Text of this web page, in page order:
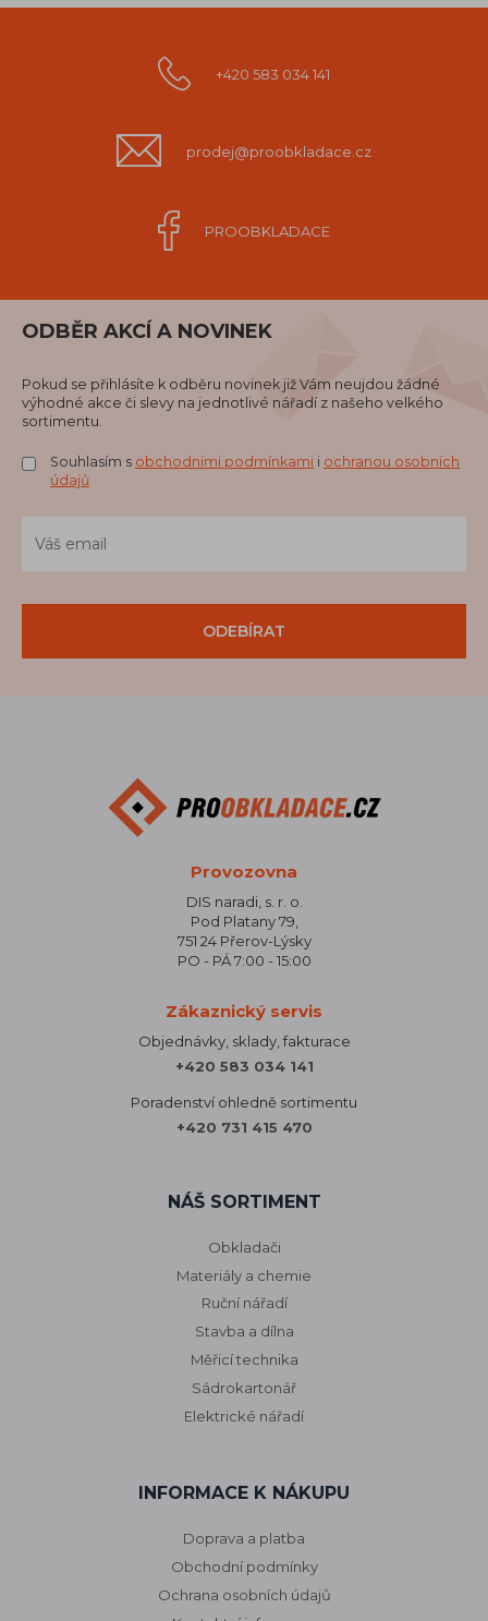
+420 583 034 141
prodej@proobkladace.cz
PROOBKLADACE
ODBĚR AKCÍ A NOVINEK
Pokud se přihlásíte k odběru novinek již Vám neujdou žádné
výhodné akce či slevy na jednotlivé nářadí z našeho velkého
sortimentu.
Souhlasím s obchodními podmínkami i ochranou osobních
údajů
ODEBÍRAT
Provozovna
DIS naradi, s. r. o.
Pod Platany 79,
751 24 Přerov-Lýsky
PO - PÁ 7:00 - 15:00
Zákaznický servis
Objednávky, sklady, fakturace
+420 583 034 141
Poradenství ohledně sortimentu
+420 731 415 470
NÁŠ SORTIMENT
Obkladači
Materiály a chemie
Ruční nářadí
Stavba a dílna
Měřicí technika
Sádrokartonář
Elektrické nářadí
INFORMACE K NÁKUPU
Doprava a platba
Obchodní podmínky
Ochrana osobních údajů